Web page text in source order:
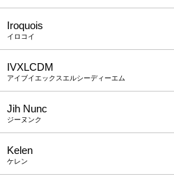
Iroquois
イロコイ
IVXLCDM
アイブイエックスエルシーディーエム
Jih Nunc
ジーヌンク
Kelen
ケレン